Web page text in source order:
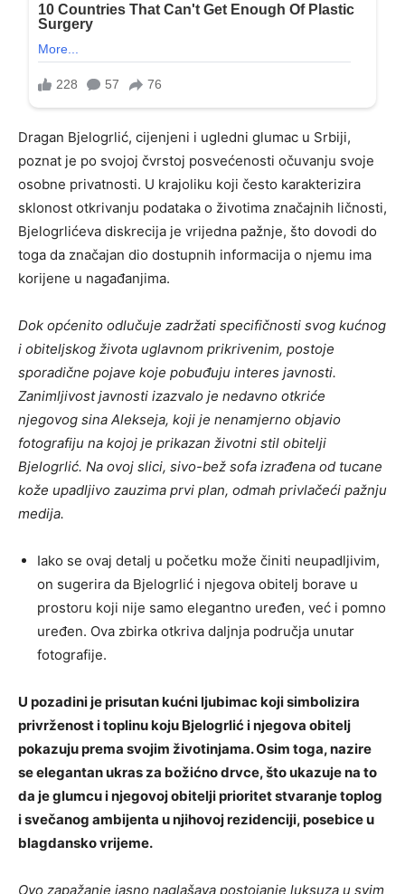
Dragan Bjelogrlić, cijenjeni i ugledni glumac u Srbiji,
poznat je po svojoj čvrstoj posvećenosti očuvanju svoje
osobne privatnosti. U krajoliku koji često karakterizira
sklonost otkrivanju podataka o životima značajnih ličnosti,
Bjelogrlićeva diskrecija je vrijedna pažnje, što dovodi do
toga da značajan dio dostupnih informacija o njemu ima
korijene u nagađanjima.
Dok općenito odlučuje zadržati specifičnosti svog kućnog
i obiteljskog života uglavnom prikrivenim, postoje
sporadične pojave koje pobuđuju interes javnosti.
Zanimljivost javnosti izazvalo je nedavno otkriće
njegovog sina Alekseja, koji je nenamjerno objavio
fotografiju na kojoj je prikazan životni stil obitelji
Bjelogrlić. Na ovoj slici, sivo-bež sofa izrađena od tucane
kože upadljivo zauzima prvi plan, odmah privlačeći pažnju
medija.
Iako se ovaj detalj u početku može činiti neupadljivim,
on sugerira da Bjelogrlić i njegova obitelj borave u
prostoru koji nije samo elegantno uređen, već i pomno
uređen. Ova zbirka otkriva daljnja područja unutar
fotografije.
U pozadini je prisutan kućni ljubimac koji simbolizira
privrženost i toplinu koju Bjelogrlić i njegova obitelj
pokazuju prema svojim životinjama. Osim toga, nazire
se elegantan ukras za božićno drvce, što ukazuje na to
da je glumcu i njegovoj obitelji prioritet stvaranje toplog
i svečanog ambijenta u njihovoj rezidenciji, posebice u
blagdansko vrijeme.
Ovo zapažanje jasno naglašava postojanje luksuza u svim